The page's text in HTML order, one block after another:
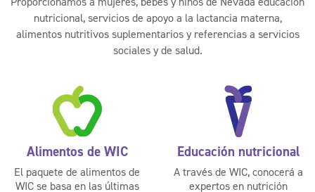
nutricional, servicios de apoyo a la lactancia materna,
alimentos nutritivos suplementarios y referencias a servicios
sociales y de salud.
Alimentos de WIC
El paquete de alimentos de
WIC se basa en las últimas
Educación nutricional
A través de WIC, conocerá a
expertos en nutrición